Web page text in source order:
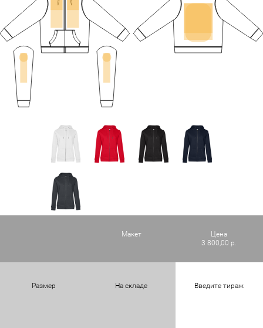
Макет
Цена
3 800,00 р.
Размер На складе Введите тираж